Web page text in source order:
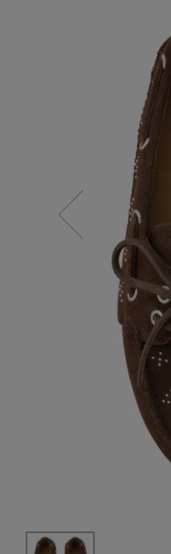
【ジュエリ
ジャケット
コート
ルームウェ
フラットシ
レインシュ
ショルダー
トートバッグ
ハンドバッ
財布・小物
ボディバッ
クラッチバ
ボストンバ
スーツケース
ストール・
帽子・イヤ
ヘアアクセ
スマート
アイウェア
ベルト
グローブ
レッグウェア
ポーチ
チャーム・
その他(傘・
すべてのア
ピアス・イ
ネックレス
バングル・
リング
コサージュ
アンクレット
チャーム
すべてのラ
ランジェリ
インナー
すべてのス
ウェア
シューズ
バッグ・小物
水着・スイ